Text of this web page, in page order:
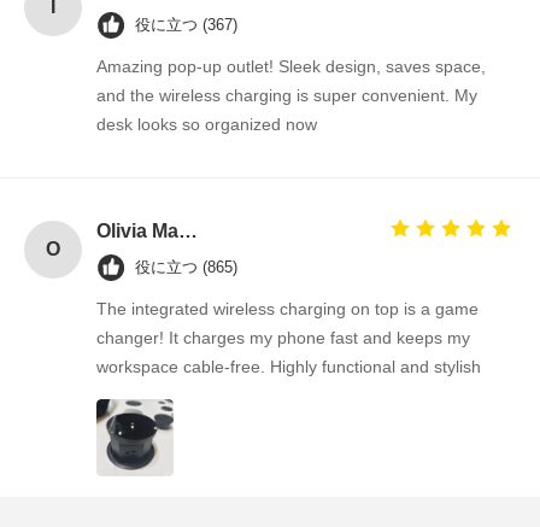
役に立つ (367)
Amazing pop-up outlet! Sleek design, saves space,
and the wireless charging is super convenient. My
desk looks so organized now
O
Olivia Martinez
役に立つ (865)
The integrated wireless charging on top is a game
changer! It charges my phone fast and keeps my
workspace cable-free. Highly functional and stylish